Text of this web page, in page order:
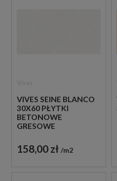
VIVES SEINE BLANCO
30X60 PŁYTKI
BETONOWE
GRESOWE
158,00 zł m2